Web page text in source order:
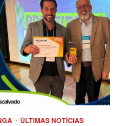
ÚLTIMAS NOTÍCIAS